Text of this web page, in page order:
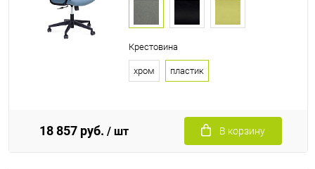
Крестовина
хром пластик
18 857 руб. / шт В корзину